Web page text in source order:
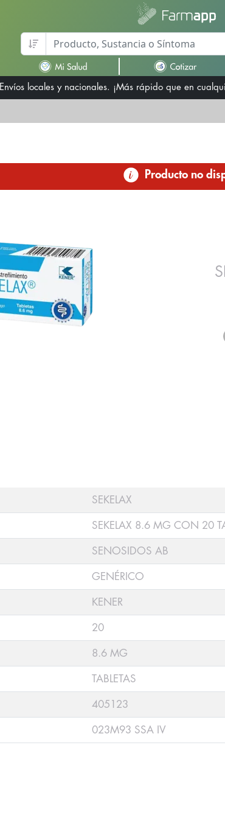
Envíos locales y nacionales. ¡Más rápido que en
Producto no
SEKELAX
SEKELAX 8.6 MG CON 20
SENOSIDOS AB
GENÉRICO
KENER
20
8.6 MG
TABLETAS
405123
023M93 SSA IV